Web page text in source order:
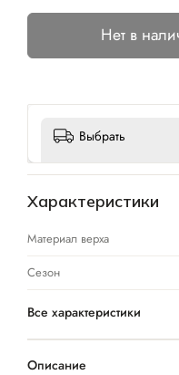
Нет в
Выбрать
Характеристики
Материал верха
Сезон
Все характеристики
Описание